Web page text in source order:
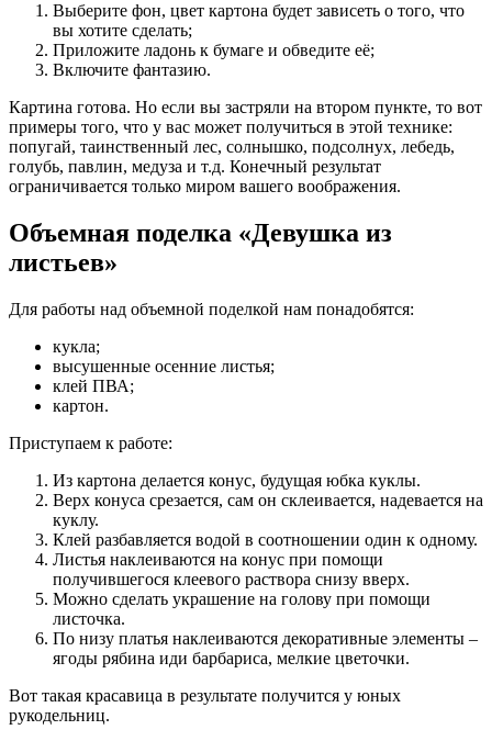
Выберите фон, цвет картона будет зависеть о того, что
вы хотите сделать;
Приложите ладонь к бумаге и обведите её;
Включите фантазию.
Картина готова. Но если вы застряли на втором пункте, то вот
примеры того, что у вас может получиться в этой технике:
попугай, таинственный лес, солнышко, подсолнух, лебедь,
голубь, павлин, медуза и т.д. Конечный результат
ограничивается только миром вашего воображения.
Объемная поделка «Девушка из
листьев»
Для работы над объемной поделкой нам понадобятся:
кукла;
высушенные осенние листья;
клей ПВА;
картон.
Приступаем к работе:
Из картона делается конус, будущая юбка куклы.
Верх конуса срезается, сам он склеивается, надевается на
куклу.
Клей разбавляется водой в соотношении один к одному.
Листья наклеиваются на конус при помощи
получившегося клеевого раствора снизу вверх.
Можно сделать украшение на голову при помощи
листочка.
По низу платья наклеиваются декоративные элементы –
ягоды рябина иди барбариса, мелкие цветочки.
Вот такая красавица в результате получится у юных
рукодельниц.